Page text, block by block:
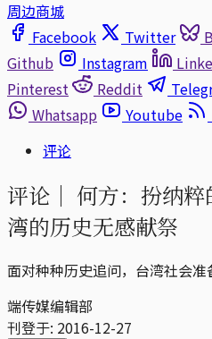
周边商城
Facebook
Twitter
Github
Instagram
Pinterest
Reddit
Whatsapp
Youtube
评论
评论｜ 何方：扮纳
湾的历史无感献祭
面对种种历史追问，台湾社会准
端传媒编辑部
刊登于: 2016-12-27